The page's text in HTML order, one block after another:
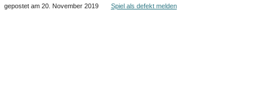
gepostet am 20. November 2019 Spiel als defekt melden